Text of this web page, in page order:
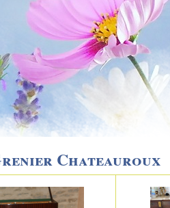
Chateauroux